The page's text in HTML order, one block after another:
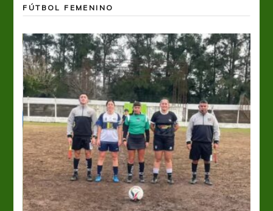
FÚTBOL FEMENINO